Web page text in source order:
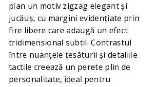
plan un motiv zigzag elegant și
jucăuș, cu margini evidențiate prin
fire libere care adaugă un efect
tridimensional subtil. Contrastul
între nuanțele țesăturii și detaliile
tactile creează un perete plin de
personalitate, ideal pentru